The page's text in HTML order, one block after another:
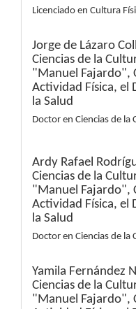
Licenciado en Cultura
Jorge de Lázaro
Ciencias de la
"Manuel Fajardo",
Actividad Física, el
la Salud
Doctor en Ciencias de la
Ardy Rafael
Ciencias de la
"Manuel Fajardo",
Actividad Física, el
la Salud
Doctor en Ciencias de la
Yamila Fernández
Ciencias de la
"Manuel Fajardo",